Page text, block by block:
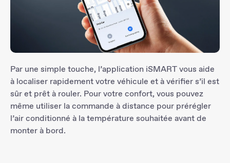
Par une simple touche, l’application iSMART vous aide
à localiser rapidement votre véhicule et à vérifier s’il est
sûr et prêt à rouler. Pour votre confort, vous pouvez
même utiliser la commande à distance pour prérégler
l’air conditionné à la température souhaitée avant de
monter à bord.